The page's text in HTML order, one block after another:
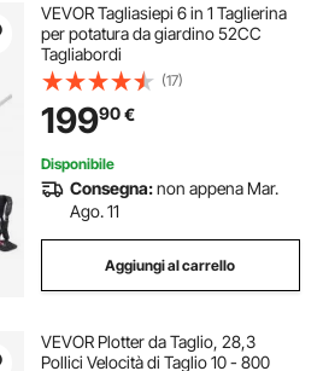
VEVOR Tagliasiepi 6 in 1 Taglierina
per potatura da giardino 52CC
Tagliabordi
(17)
19990€
Disponibile
Consegna:non appena Mar.
Ago. 11
Aggiungi al carrello
VEVOR Plotter da Taglio, 28,3
Pollici Velocità di Taglio 10 - 800